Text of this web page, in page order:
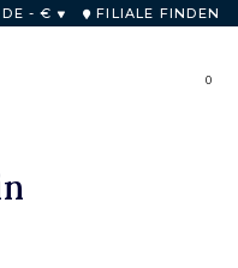
DE - € FILIALE FINDEN
0